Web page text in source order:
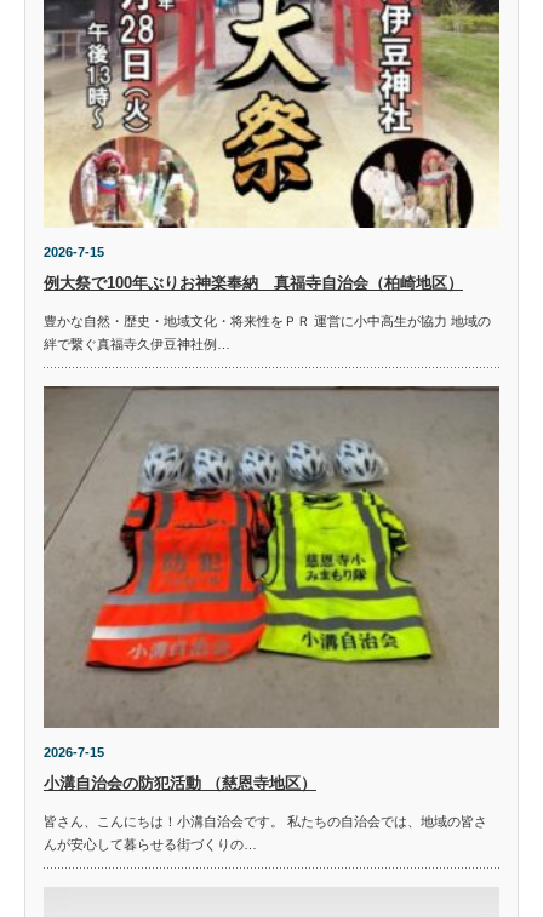
2026-7-15
例大祭で100年ぶりお神楽奉納 真福寺自治会（柏崎地区）
豊かな自然・歴史・地域文化・将来性をＰＲ 運営に小中高生が協力 地域の
絆で繋ぐ真福寺久伊豆神社例…
2026-7-15
小溝自治会の防犯活動 （慈恩寺地区）
皆さん、こんにちは！小溝自治会です。 私たちの自治会では、地域の皆さ
んが安心して暮らせる街づくりの…